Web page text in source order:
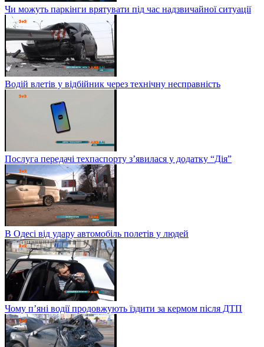
Чи можуть паркінги врятувати під час надзвичайної ситуації
Водій влетів у відбійник через технічну несправність
Послуга передачі техпаспорту з’явилася у додатку “Дія”
В Одесі від удару автомобіль полетів у людей
Чому п’яні водії продовжують їздити за кермом після ДТП